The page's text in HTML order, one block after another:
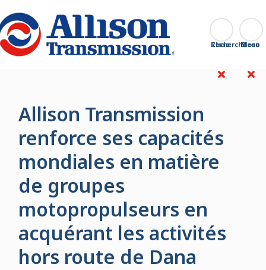
Go Home Recherche
Close
Allison Transmission
renforce ses capacités
mondiales en matière
de groupes
motopropulseurs en
acquérant les activités
hors route de Dana